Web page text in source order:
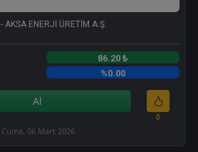
- AKSA ENERJİ ÜRETİM A.Ş.
86.20 ₺
%0.00
Al
0
Cuma, 06 Mart 2026